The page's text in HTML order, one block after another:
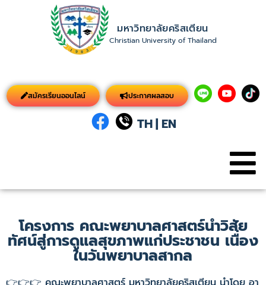
มหาวิทยาลัยคริสเตียน
Christian University of Thailand
สมัครเรียนออนไลน์ ประกาศผลสอบ
TH| EN
โครงการ คณะพยาบาลศาสตร์นำวิสัย
ทัศน์สู่การดูแลสุขภาพแก่ประชาชน เนื่อง
ในวันพยาบาลสากล